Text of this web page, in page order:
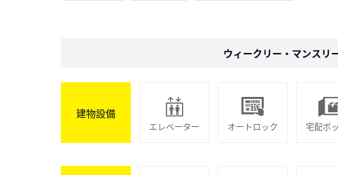
ウィークリー・マンスリ
建物設備
エレベーター オートロック 宅配ボ